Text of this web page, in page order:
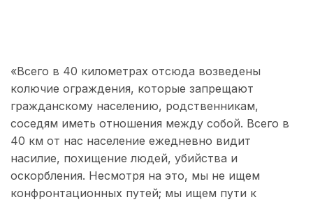
«Всего в 40 километрах отсюда возведены
колючие ограждения, которые запрещают
гражданскому населению, родственникам,
соседям иметь отношения между собой. Всего в
40 км от нас население ежедневно видит
насилие, похищение людей, убийства и
оскорбления. Несмотря на это, мы не ищем
конфронтационных путей; мы ищем пути к